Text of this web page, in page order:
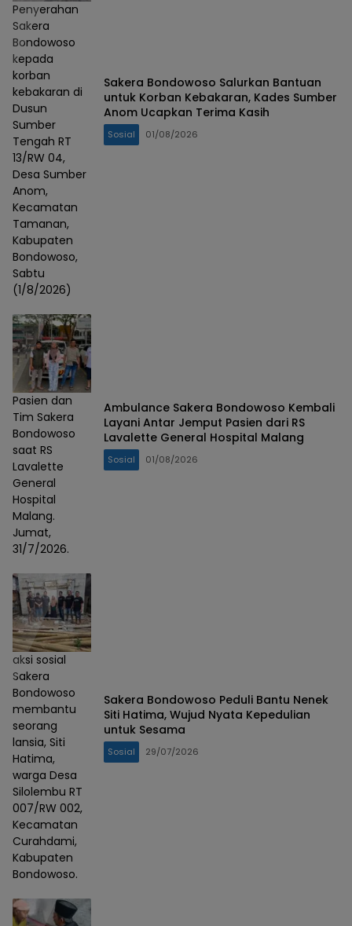
Penyerahan
Sakera
Bondowoso
kepada
korban
kebakaran di
Dusun
Sumber
Tengah RT
13/RW 04,
Desa Sumber
Anom,
Kecamatan
Tamanan,
Kabupaten
Bondowoso,
Sabtu
(1/8/2026)
Sakera Bondowoso Salurkan Bantuan
untuk Korban Kebakaran, Kades Sumber
Anom Ucapkan Terima Kasih
Sosial 01/08/2026
Pasien dan
Tim Sakera
Bondowoso
saat RS
Lavalette
General
Hospital
Malang.
Jumat,
31/7/2026.
Ambulance Sakera Bondowoso Kembali
Layani Antar Jemput Pasien dari RS
Lavalette General Hospital Malang
Sosial 01/08/2026
aksi sosial
Sakera
Bondowoso
membantu
seorang
lansia, Siti
Hatima,
warga Desa
Silolembu RT
007/RW 002,
Kecamatan
Curahdami,
Kabupaten
Bondowoso.
Sakera Bondowoso Peduli Bantu Nenek
Siti Hatima, Wujud Nyata Kepedulian
untuk Sesama
Sosial 29/07/2026